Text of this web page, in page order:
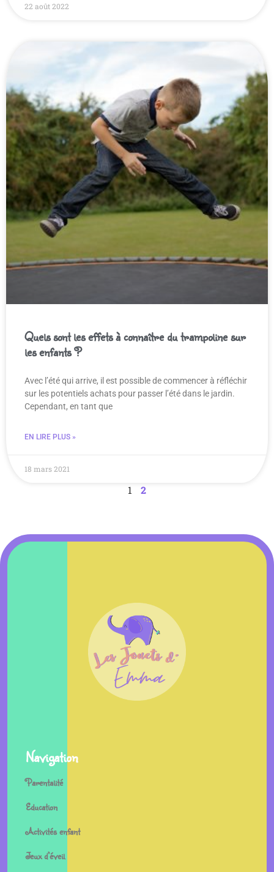
22 août 2022
Quels sont les effets à connaître du trampoline sur
les enfants ?
Avec l’été qui arrive, il est possible de commencer à réfléchir
sur les potentiels achats pour passer l’été dans le jardin.
Cependant, en tant que
EN LIRE PLUS »
18 mars 2021
1 2
Navigation
Parentalité
Education
Activités enfant
Jeux d’éveil